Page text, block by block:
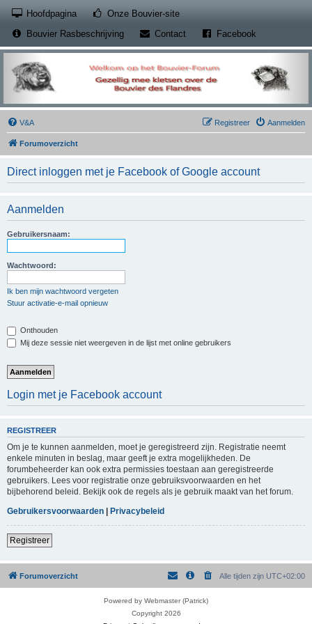
Hoofdpagina Onze Bouvier-site(Opens a new tab)
Bouvier Rasbeschrijving
Contact(Opens a new tab)
Facebook
V&A Aanmelden
Registreer
Forumoverzicht
Direct inloggen met je Facebook of Google account
Aanmelden
Gebruikersnaam:
Wachtwoord:
Ik ben mijn wachtwoord vergeten
Stuur activatie-e-mail opnieuw
Onthouden
Mij deze sessie niet weergeven in de lijst met online gebruikers
Login met je Facebook account
REGISTREER
Om je te kunnen aanmelden, moet je geregistreerd zijn. Registratie neemt
enkele minuten in beslag, maar geeft je extra mogelijkheden. De
forumbeheerder kan ook extra permissies toestaan aan geregistreerde
gebruikers. Lees voor registratie onze gebruiksvoorwaarden en het
bijbehorend beleid. Bekijk ook de regels als je gebruik maakt van het forum.
Gebruikersvoorwaarden | Privacybeleid
Registreer
Forumoverzicht Alle tijden zijn UTC+02:00
Powered by Webmaster (Patrick)
Copyright 2026